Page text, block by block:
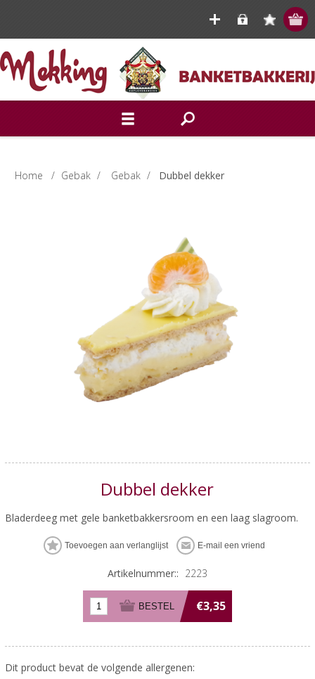
Home / Gebak / Gebak / Dubbel dekker
Dubbel dekker
Bladerdeeg met gele banketbakkersroom en een laag slagroom.
Artikelnummer:: 2223
€3,35
Dit product bevat de volgende allergenen: